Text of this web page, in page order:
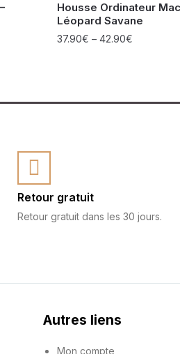
Housse Ordinateur
Léopard Savane
37.90€ – 42.90€
Retour gratuit
Retour gratuit dans les 30 jours.
Autres liens
Mon compte